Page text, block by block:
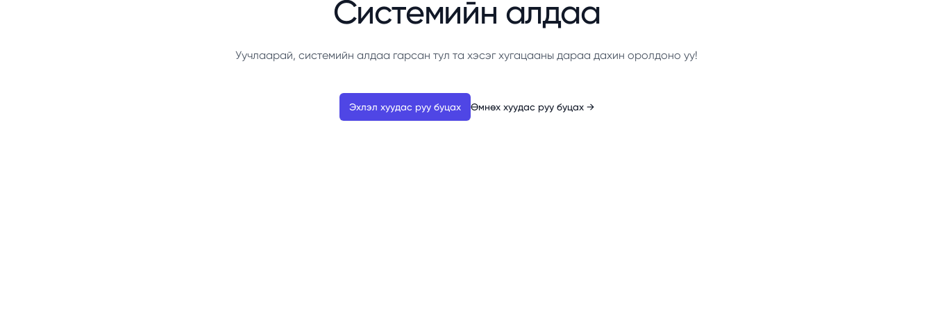
Системийн алдаа
Уучлаарай, системийн алдаа гарсан тул та хэсэг хугацааны дараа дахин оролдоно уу!
Эхлэл хуудас руу буцах Өмнөх хуудас руу буцах →